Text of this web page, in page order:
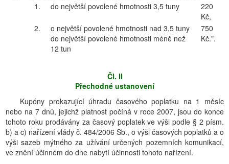
1.
do největší povolené hmotnosti 3,5 tuny
220
Kč,
2.
o největší povolené hmotnosti nad 3,5 tuny
do největší povolené hmotnosti méně než
12 tun
750
Kč.".
Čl. II
Přechodné ustanovení
Kupóny prokazující úhradu časového poplatku na 1 měsíc
nebo na 7 dnů, jejichž platnost počíná v roce 2007, jsou do konce
tohoto roku prodávány za časový poplatek ve výši podle § 2 písm.
b) a c) nařízení vlády č. 484/2006 Sb., o výši časových poplatků a o
výši sazeb mýtného za užívání určených pozemních komunikací,
ve znění účinném do dne nabytí účinnosti tohoto nařízení.